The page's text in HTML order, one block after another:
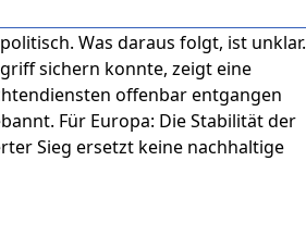
Was daraus folgt, ist unklar.
sichern konnte, zeigt eine
offenbar entgangen
Für Europa: Die Stabilität der
Sieg ersetzt keine nachhaltige